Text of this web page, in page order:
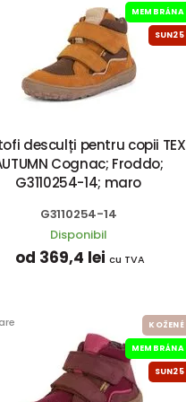
MEMBRÁNA
SUN25
desculți pentru copii TEX
Cognac; Froddo;
G3110254-14; maro
G3110254-14
Disponibil
od 369,4 lei cu TVA
KOŽENÉ
MEMBRÁNA
SUN25